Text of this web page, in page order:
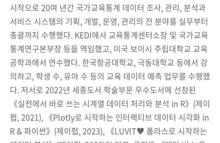
시작으로 20여 년간 국가교육통계 데이터 조사, 관리, 분석과
서비스 시스템의 기획, 개발, 운영, 관리의 전 분야를 실무부터
총괄까지 수행했다. KEDI에서 교육통계센터소장 및 국가교육
통계연구본부장 등을 역임했고, 미국 보이시 주립대학교 교육
공학과에서 연수했다. 한국항공대학교, 극동대학교 등에서 강
의하고, 학생 수, 유아 수 등의 교육 데이터 예측 업무를 수행했
다. 저서로 2022년 세종도서 학술부문 우수도서에 선정된
《실전에서 바로 쓰는 시계열 데이터 처리와 분석 in R》(제이
펍, 2021), 《Plotly로 시작하는 인터랙티브 데이터 시각화 in
R & 파이썬》(제이펍, 2023), 《LUVIT♥ 폴라스로 시작하는